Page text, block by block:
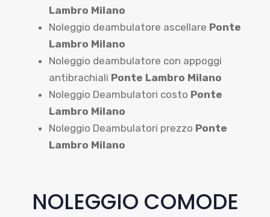
Lambro Milano
Noleggio deambulatore ascellare Ponte
Lambro Milano
Noleggio deambulatore con appoggi
antibrachiali Ponte Lambro Milano
Noleggio Deambulatori costo Ponte
Lambro Milano
Noleggio Deambulatori prezzo Ponte
Lambro Milano
NOLEGGIO COMODE